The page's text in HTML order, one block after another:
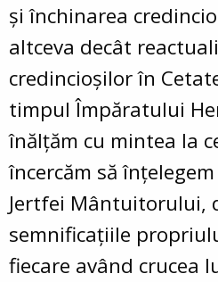
și închinarea
altceva decât
credincioșilor în
timpul Împăratului
înălțăm cu mintea la
încercăm să
Jertfei Mântuitorului,
semnificațiile
fiecare având crucea